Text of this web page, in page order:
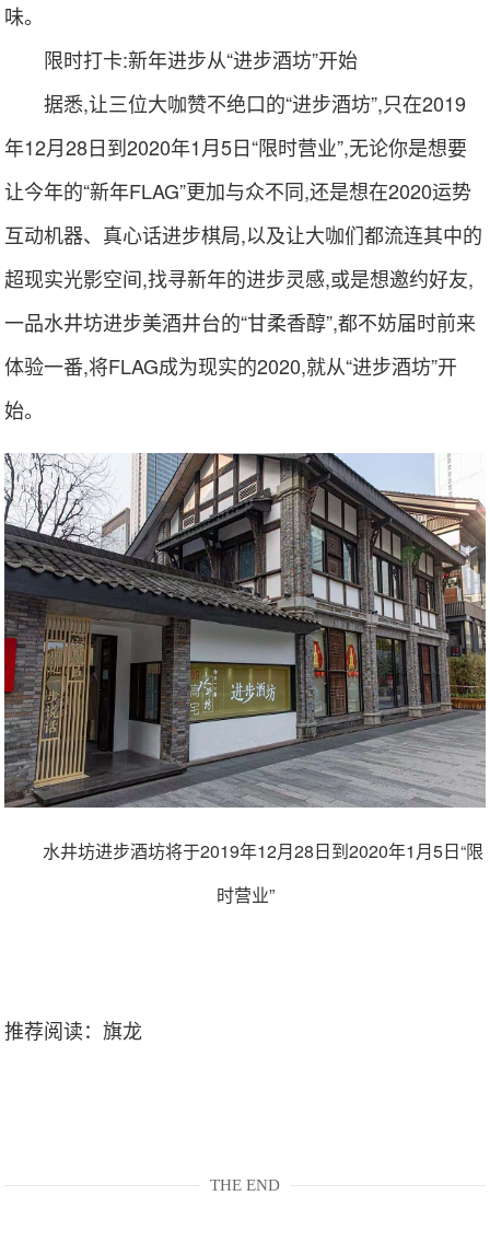
味。
限时打卡:新年进步从“进步酒坊”开始
据悉,让三位大咖赞不绝口的“进步酒坊”,只在2019
年12月28日到2020年1月5日“限时营业”,无论你是想要
让今年的“新年FLAG”更加与众不同,还是想在2020运势
互动机器、真心话进步棋局,以及让大咖们都流连其中的
超现实光影空间,找寻新年的进步灵感,或是想邀约好友,
一品水井坊进步美酒井台的“甘柔香醇”,都不妨届时前来
体验一番,将FLAG成为现实的2020,就从“进步酒坊”开
始。
水井坊进步酒坊将于2019年12月28日到2020年1月5日“限
时营业”
推荐阅读：旗龙
THE END